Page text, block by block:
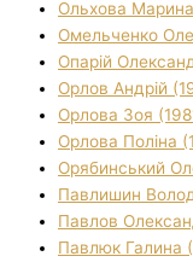
Ольхова
Омельченко
Опарій
Орлов Андрій
Орлова Зоя
Орлова Поліна
Орябинський
Павлишин
Павлов
Павлюк Галина